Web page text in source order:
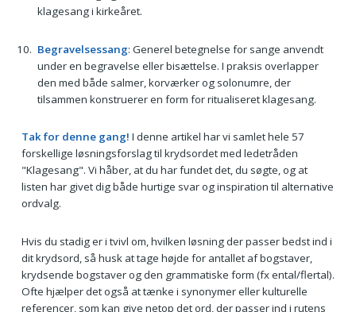
klagesang i kirkeåret.
Begravelsessang: Generel betegnelse for sange anvendt
under en begravelse eller bisættelse. I praksis overlapper
den med både salmer, korværker og solonumre, der
tilsammen konstruerer en form for ritualiseret klagesang.
Tak for denne gang! I denne artikel har vi samlet hele 57
forskellige løsningsforslag til krydsordet med ledetråden
"Klagesang". Vi håber, at du har fundet det, du søgte, og at
listen har givet dig både hurtige svar og inspiration til alternative
ordvalg.
Hvis du stadig er i tvivl om, hvilken løsning der passer bedst ind i
dit krydsord, så husk at tage højde for antallet af bogstaver,
krydsende bogstaver og den grammatiske form (fx ental/flertal).
Ofte hjælper det også at tænke i synonymer eller kulturelle
referencer, som kan give netop det ord, der passer ind i rutens